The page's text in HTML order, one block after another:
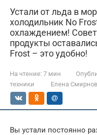
Устали от льда в
холодильник No
охлаждением!
продукты
Frost – это удобно!
На чтение: 7 мин
техники
Елена
Вы устали постоянно